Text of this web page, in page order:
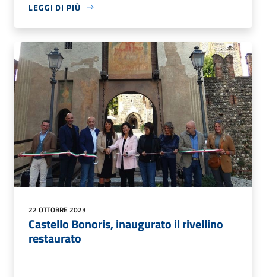
LEGGI DI PIÙ
22 OTTOBRE 2023
Castello Bonoris, inaugurato il rivellino
restaurato